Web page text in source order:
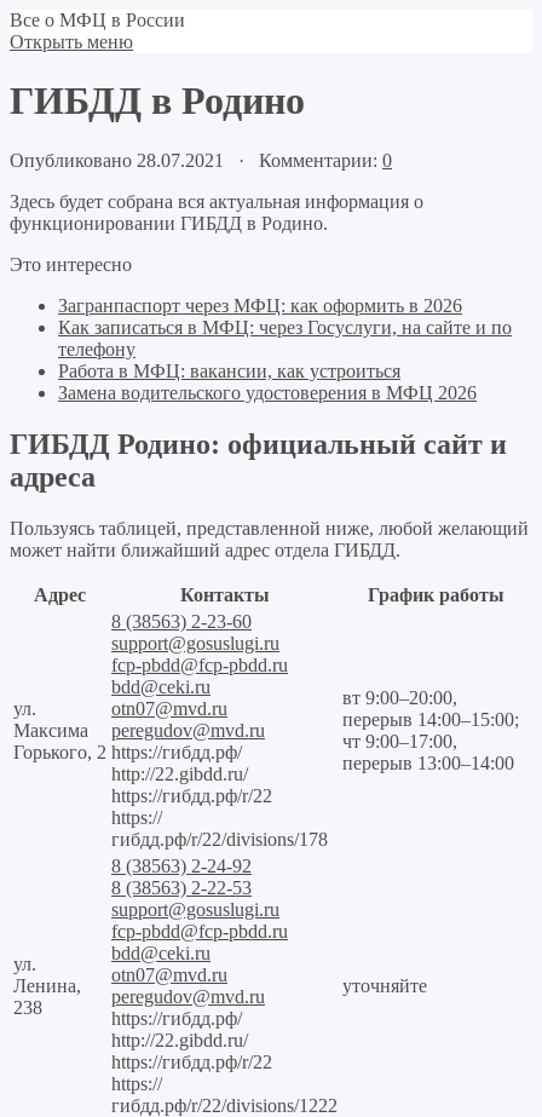
Все о МФЦ в России
Открыть меню
ГИБДД в Родино
Опубликовано 28.07.2021 · Комментарии: 0
Здесь будет собрана вся актуальная информация о
функционировании ГИБДД в Родино.
Это интересно
Загранпаспорт через МФЦ: как оформить в 2026
Как записаться в МФЦ: через Госуслуги, на сайте и по
телефону
Работа в МФЦ: вакансии, как устроиться
Замена водительского удостоверения в МФЦ 2026
ГИБДД Родино: официальный сайт и
адреса
Пользуясь таблицей, представленной ниже, любой желающий
может найти ближайший адрес отдела ГИБДД.
Адрес Контакты График работы
ул.
Максима
Горького, 2
8 (38563) 2-23-60
support@gosuslugi.ru
fcp-pbdd@fcp-pbdd.ru
bdd@ceki.ru
otn07@mvd.ru
peregudov@mvd.ru
https://гибдд.рф/
http://22.gibdd.ru/
https://гибдд.рф/r/22
https://
гибдд.рф/r/22/divisions/178
вт 9:00–20:00,
перерыв 14:00–15:00;
чт 9:00–17:00,
перерыв 13:00–14:00
ул.
Ленина,
238
8 (38563) 2-24-92
8 (38563) 2-22-53
support@gosuslugi.ru
fcp-pbdd@fcp-pbdd.ru
bdd@ceki.ru
otn07@mvd.ru
peregudov@mvd.ru
https://гибдд.рф/
http://22.gibdd.ru/
https://гибдд.рф/r/22
https://
гибдд.рф/r/22/divisions/1222
уточняйте